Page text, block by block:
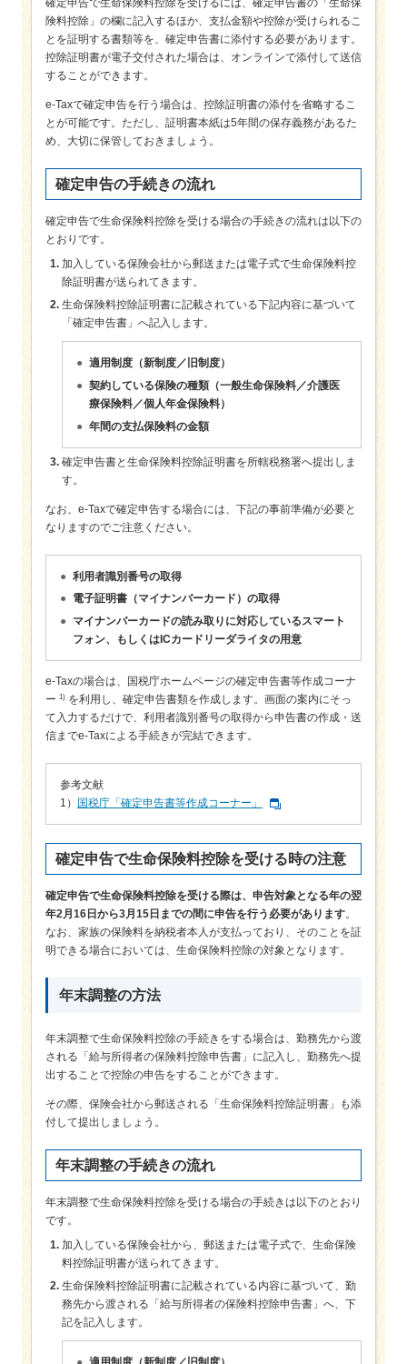
確定申告で生命保険料控除を受けるには、確定申告書の「生命保
険料控除」の欄に記入するほか、支払金額や控除が受けられるこ
とを証明する書類等を、確定申告書に添付する必要があります。
控除証明書が電子交付された場合は、オンラインで添付して送信
することができます。
e-Taxで確定申告を行う場合は、控除証明書の添付を省略するこ
とが可能です。ただし、証明書本紙は5年間の保存義務があるた
め、大切に保管しておきましょう。
確定申告の手続きの流れ
確定申告で生命保険料控除を受ける場合の手続きの流れは以下の
とおりです。
加入している保険会社から郵送または電子式で生命保険料控
除証明書が送られてきます。
生命保険料控除証明書に記載されている下記内容に基づいて
「確定申告書」へ記入します。
適用制度（新制度／旧制度）
契約している保険の種類（一般生命保険料／介護医
療保険料／個人年金保険料）
年間の支払保険料の金額
確定申告書と生命保険料控除証明書を所轄税務署へ提出しま
す。
なお、e-Taxで確定申告する場合には、下記の事前準備が必要と
なりますのでご注意ください。
利用者識別番号の取得
電子証明書（マイナンバーカード）の取得
マイナンバーカードの読み取りに対応しているスマート
フォン、もしくはICカードリーダライタの用意
e-Taxの場合は、国税庁ホームページの確定申告書等作成コーナ
ー 1) を利用し、確定申告書類を作成します。画面の案内にそっ
て入力するだけで、利用者識別番号の取得から申告書の作成・送
信までe-Taxによる手続きが完結できます。
参考文献
1）
国税庁「確定申告書等作成コーナー」
確定申告で生命保険料控除を受ける時の注意
確定申告で生命保険料控除を受ける際は、申告対象となる年の翌
年2月16日から3月15日までの間に申告を行う必要があります。
なお、家族の保険料を納税者本人が支払っており、そのことを証
明できる場合においては、生命保険料控除の対象となります。
年末調整の方法
年末調整で生命保険料控除の手続きをする場合は、勤務先から渡
される「給与所得者の保険料控除申告書」に記入し、勤務先へ提
出することで控除の申告をすることができます。
その際、保険会社から郵送される「生命保険料控除証明書」も添
付して提出しましょう。
年末調整の手続きの流れ
年末調整で生命保険料控除を受ける場合の手続きは以下のとおり
です。
加入している保険会社から、郵送または電子式で、生命保険
料控除証明書が送られてきます。
生命保険料控除証明書に記載されている内容に基づいて、勤
務先から渡される「給与所得者の保険料控除申告書」へ、下
記を記入します。